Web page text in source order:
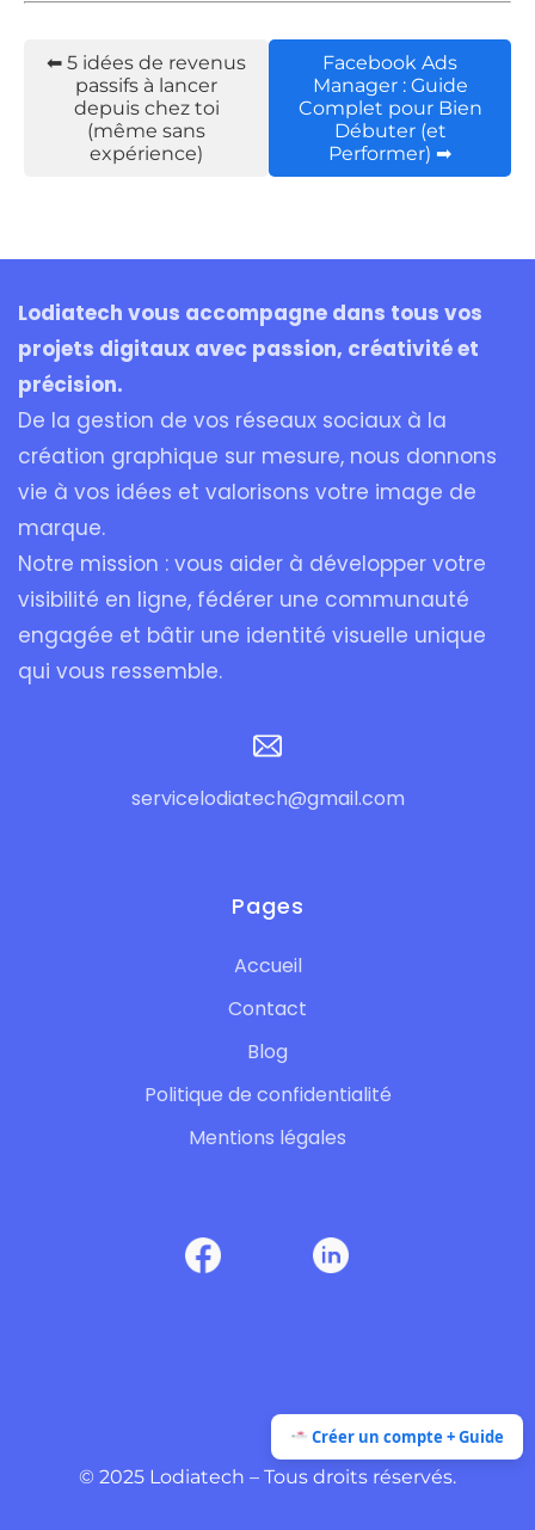
⬅ 5 idées de revenus
passifs à lancer
depuis chez toi
(même sans
expérience)
Facebook Ads
Manager : Guide
Complet pour Bien
Débuter (et
Performer) ➡
Lodiatech vous accompagne dans tous vos
projets digitaux avec passion, créativité et
précision.
De la gestion de vos réseaux sociaux à la
création graphique sur mesure, nous donnons
vie à vos idées et valorisons votre image de
marque.
Notre mission : vous aider à développer votre
visibilité en ligne, fédérer une communauté
engagée et bâtir une identité visuelle unique
qui vous ressemble.
servicelodiatech@gmail.com
Pages
Accueil
Contact
Blog
Politique de confidentialité
Mentions légales
Créer un compte + Guide
© 2025 Lodiatech – Tous droits réservés.